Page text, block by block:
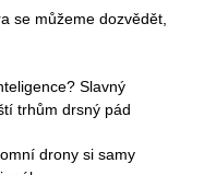
se můžeme dozvědět,
Slavný
trhům drsný pád
drony si samy